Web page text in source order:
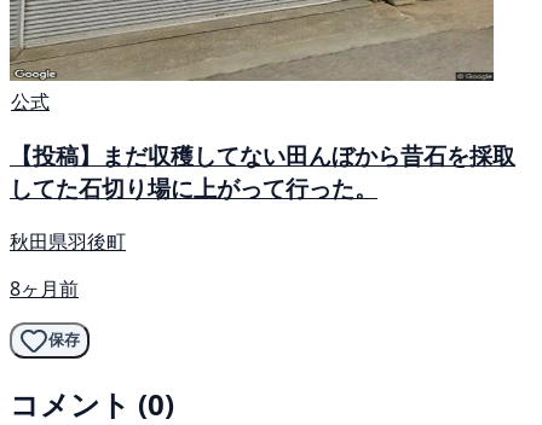
公式
【投稿】まだ収穫してない田んぼから昔石を採取
してた石切り場に上がって行った。
秋田県羽後町
8ヶ月前
保存
コメント (0)